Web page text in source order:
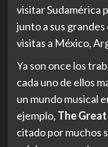
visitar Sudamérica
junto a sus
visitas a México,
Ya son once los
cada uno de ellos
un mundo musical
ejemplo, The
citado por muchos